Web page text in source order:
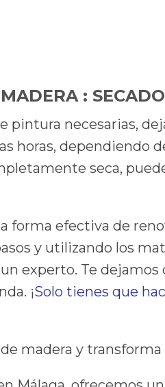
:
pintura necesarias,
horas, dependiendo
seca,
forma efectiva de
y utilizando los
experto. Te
¡Solo tienes que
madera y